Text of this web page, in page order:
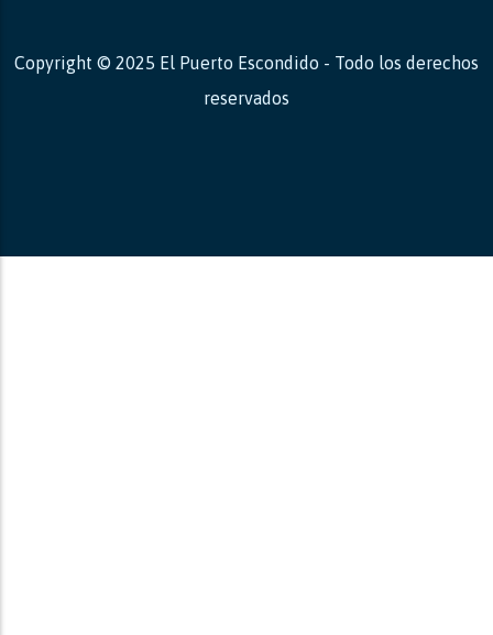
Copyright © 2025 El Puerto Escondido - Todo los derechos
reservados